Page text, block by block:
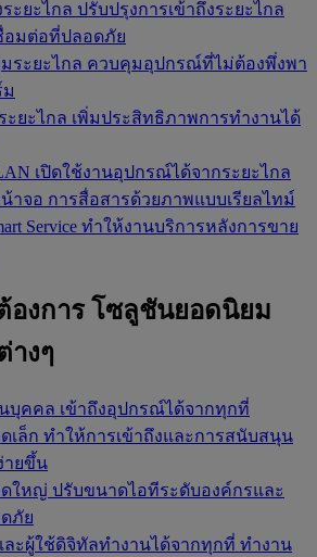
ะยะไกล ปรับปรุงการเข้าถึงระยะไกล
อมต่อที่ปลอดภัย
ระยะไกล ควบคุมอุปกรณ์ที่ไม่ต้องพึ่งพา
ะยะไกล เพิ่มประสิทธิภาพการทำงานได้
เปิดใช้งานอุปกรณ์ได้จากระยะไกล
าจอ การสื่อสารด้วยภาพแบบเรียลไทม์
Service ทำให้งานบริการหลังการขาย
องการ โซลูชันยอดนิยม
างๆ
บุคคล เข้าถึงอุปกรณ์ได้จากทุกที่
เล็ก ทำให้การเข้าถึงและการสนับสนุน
ายขึ้น
ใหญ่ ปรับขนาดไอทีระดับองค์กรและ
ภัย
ะผู้ใช้ดิจิทัลทำงานได้จากทุกที่ ทำงาน